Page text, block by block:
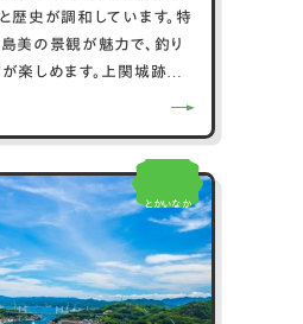
歴史が調和しています。特
美の景観が魅力で、釣り
楽しめます。上関城跡か
富で、地元の魚市場では
入ります。上関温泉は、
あり、リラックスできるス
す。自然の美しさ、歴史的
を活かした農業と漁業が
彩な魅力を持つ地域で
とかいなか